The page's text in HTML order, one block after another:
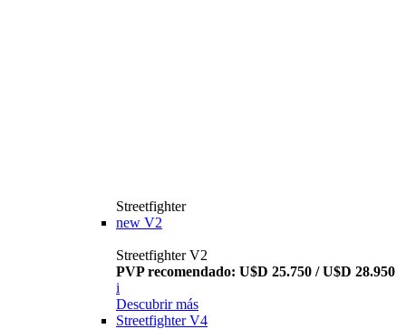
Streetfighter
new V2
Streetfighter V2
PVP recomendado: U$D 25.750 / U$D 28.950
i
Descubrir más
Streetfighter V4